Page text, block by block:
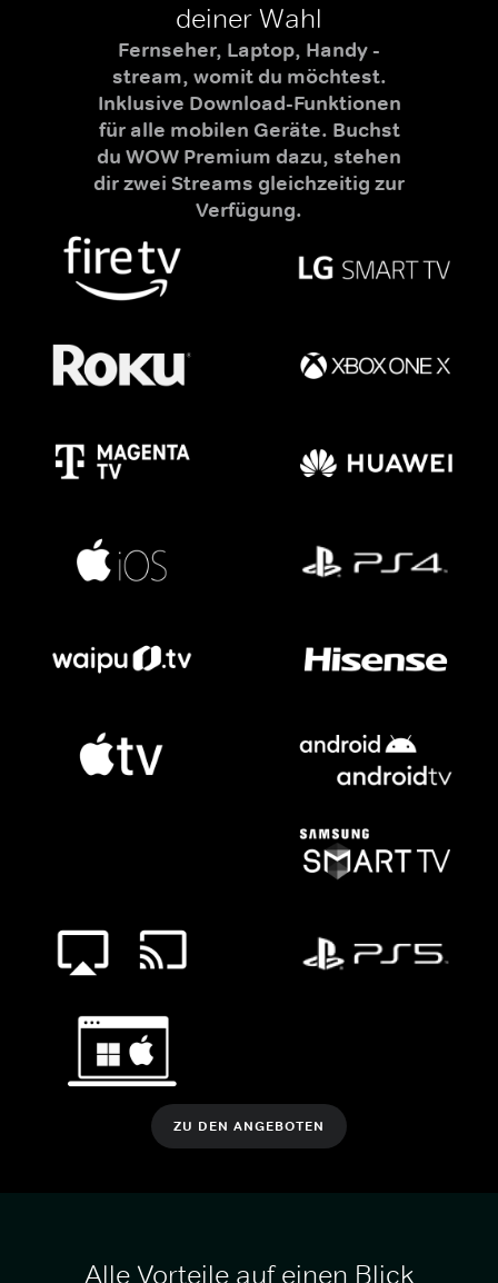
deiner Wahl
Fernseher, Laptop, Handy -
stream, womit du möchtest.
Inklusive Download-Funktionen
für alle mobilen Geräte. Buchst
du WOW Premium dazu, stehen
dir zwei Streams gleichzeitig zur
Verfügung.
ZU DEN ANGEBOTEN
Alle Vorteile auf einen Blick